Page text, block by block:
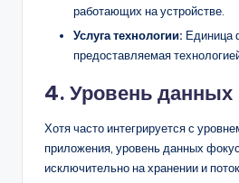
работающих на устройстве.
Услуга технологии: Единица
предоставляемая
4. Уровень данных
Хотя часто интегрируется с
приложения, уровень данных
исключительно на хранении и